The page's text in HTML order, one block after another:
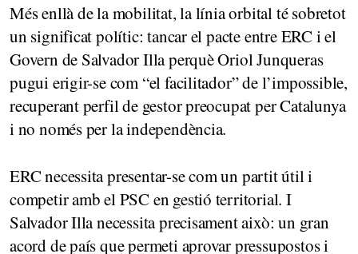
Més enllà de la mobilitat, la línia orbital té sobretot
un significat polític: tancar el pacte entre ERC i el
Govern de Salvador Illa perquè Oriol Junqueras
pugui erigir-se com “el facilitador” de l’impossible,
recuperant perfil de gestor preocupat per Catalunya
i no només per la independència.
ERC necessita presentar-se com un partit útil i
competir amb el PSC en gestió territorial. I
Salvador Illa necessita precisament això: un gran
acord de país que permeti aprovar pressupostos i